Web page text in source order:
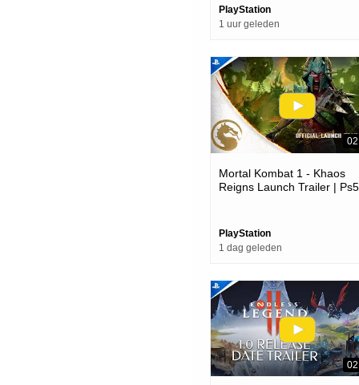
PlayStation
1 uur geleden
Mortal Kombat 1 - Khaos
Reigns Launch Trailer | Ps5
PlayStation
1 dag geleden